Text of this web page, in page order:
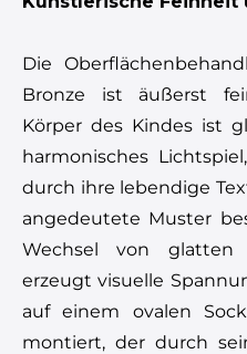
Die
Bronze ist äußerst
Körper des Kindes ist
harmonisches
durch ihre lebendige
angedeutete Muster
Wechsel von
erzeugt visuelle
auf einem ovalen
montiert, der durch